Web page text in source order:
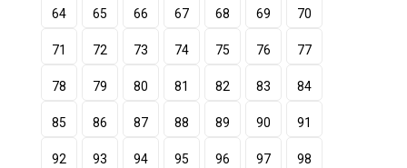
64 65 66 67 68 69 70
71 72 73 74 75 76 77
78 79 80 81 82 83 84
85 86 87 88 89 90 91
92 93 94 95 96 97 98